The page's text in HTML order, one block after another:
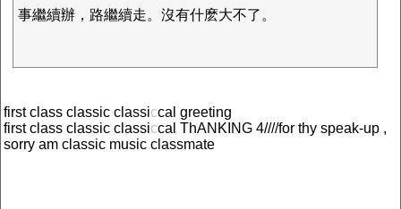
事繼續辦，路繼續走。沒有什麽大不了。
first class classic classiccal greeting
first class classic classiccal ThANKING 4////for thy speak-up ,
sorry am classic music classmate